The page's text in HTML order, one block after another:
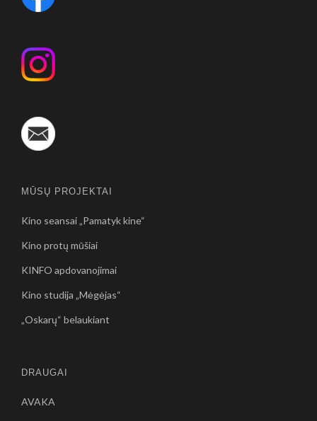
MŪSŲ PROJEKTAI
Kino seansai „Pamatyk kine“
Kino protų mūšiai
KINFO apdovanojimai
Kino studija „Mėgėjas“
„Oskarų“ belaukiant
DRAUGAI
AVAKA